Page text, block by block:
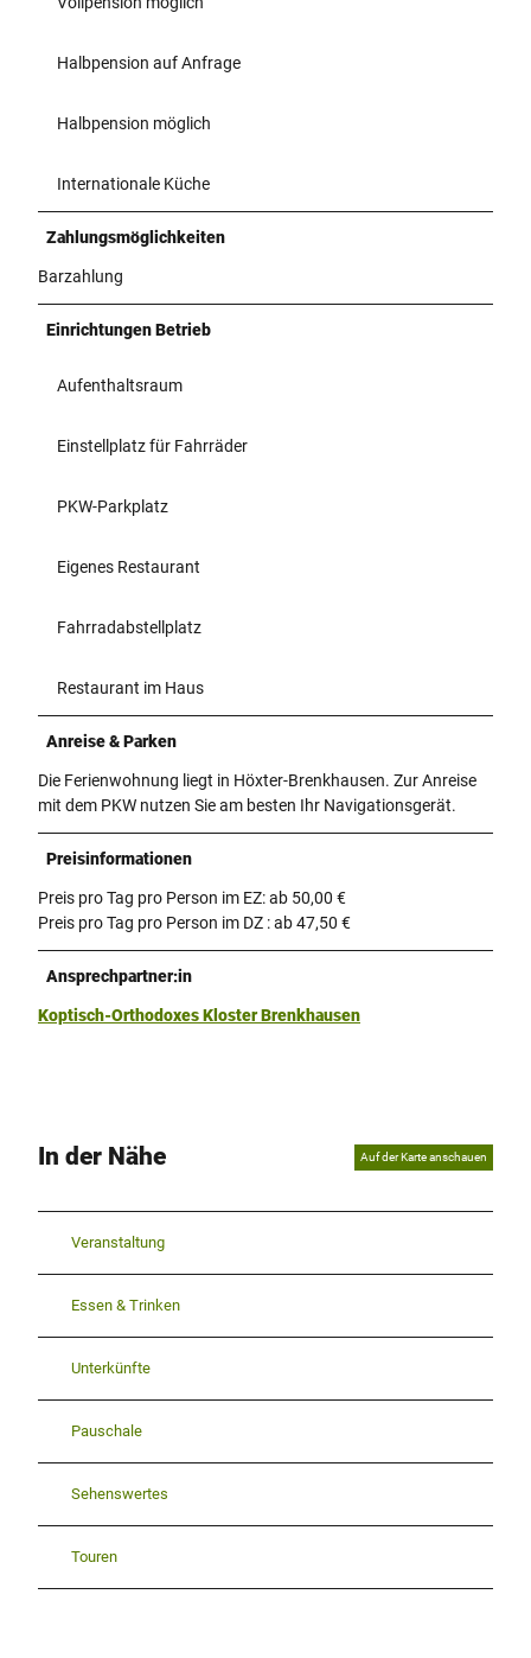
Halbpension auf Anfrage
Halbpension möglich
Internationale Küche
Zahlungsmöglichkeiten
Barzahlung
Einrichtungen Betrieb
Aufenthaltsraum
Einstellplatz für Fahrräder
PKW-Parkplatz
Eigenes Restaurant
Fahrradabstellplatz
Restaurant im Haus
Anreise & Parken
Die Ferienwohnung liegt in Höxter-Brenkhausen. Zur Anreise
mit dem PKW nutzen Sie am besten Ihr Navigationsgerät.
Preisinformationen
Preis pro Tag pro Person im EZ: ab 50,00 €
Preis pro Tag pro Person im DZ : ab 47,50 €
Ansprechpartner:in
Koptisch-Orthodoxes Kloster Brenkhausen
In der Nähe Auf der Karte anschauen
Veranstaltung
Essen & Trinken
Unterkünfte
Pauschale
Sehenswertes
Touren